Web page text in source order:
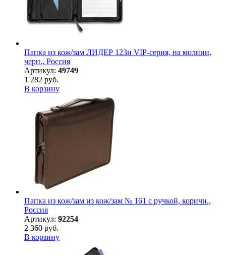
Папка из кож/зам ЛИДЕР 123и VIP-серия, на молнии,
черн., Россия
Артикул: 49749
1 282 руб.
В корзину
Папка из кож/зам из кож/зам № 161 с ручкой, коричн.,
Россия
Артикул: 92254
2 360 руб.
В корзину